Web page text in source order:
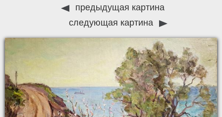
предыдущая картина
следующая картина